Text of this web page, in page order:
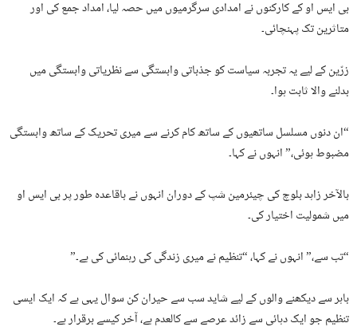
بی ایس او کے کارکنوں نے امدادی سرگرمیوں میں حصہ لیا، امداد جمع کی اور
متاثرین تک پہنچائی۔
زرّین کے لیے یہ تجربہ سیاست کو جذباتی وابستگی سے نظریاتی وابستگی میں
بدلنے والا ثابت ہوا۔
“ان دنوں مسلسل ساتھیوں کے ساتھ کام کرنے سے میری تحریک کے ساتھ وابستگی
مضبوط ہوئی،” انہوں نے کہا۔
بالآخر زاہد بلوچ کی چیئرمین شپ کے دوران انہوں نے باقاعدہ طور پر بی ایس او
میں شمولیت اختیار کی۔
“تب سے،” انہوں نے کہا، “تنظیم نے میری زندگی کی رہنمائی کی ہے۔”
باہر سے دیکھنے والوں کے لیے شاید سب سے حیران کن سوال یہی ہے کہ ایک ایسی
تنظیم جو ایک دہائی سے زائد عرصے سے کالعدم ہے، آخر کیسے برقرار ہے۔